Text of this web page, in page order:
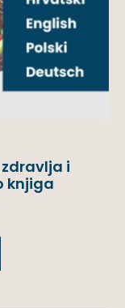
zdravlja i
knjiga